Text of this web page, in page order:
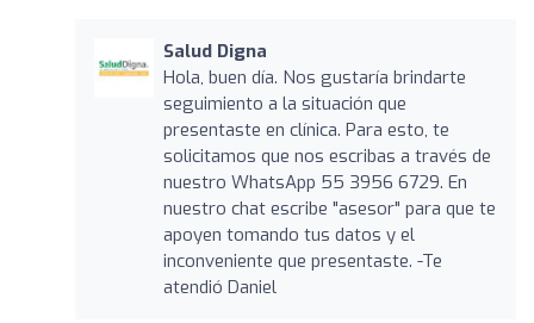
Salud Digna
Hola, buen día. Nos gustaría brindarte
seguimiento a la situación que
presentaste en clínica. Para esto, te
solicitamos que nos escribas a través de
nuestro WhatsApp 55 3956 6729. En
nuestro chat escribe "asesor" para que te
apoyen tomando tus datos y el
inconveniente que presentaste. -Te
atendió Daniel